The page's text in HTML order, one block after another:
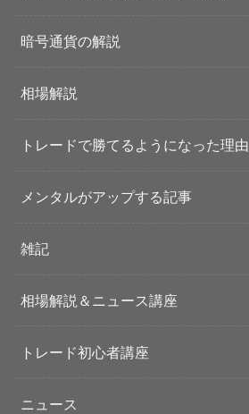
暗号通貨の解説
相場解説
トレードで勝てるようになった理由
メンタルがアップする記事
雑記
相場解説＆ニュース講座
トレード初心者講座
ニュース